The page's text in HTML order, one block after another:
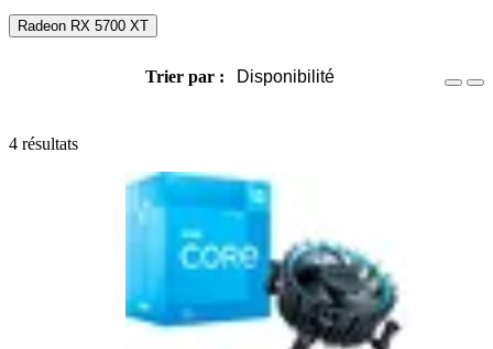
Radeon RX 5700 XT
Trier par : Disponibilité
4 résultats